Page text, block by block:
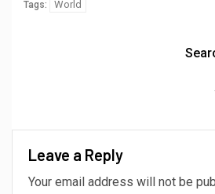
Tags: World
Leave a Reply
Your email address will not be